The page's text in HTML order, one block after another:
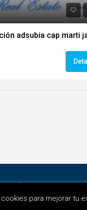
porOctans
cookies para mejorar tu